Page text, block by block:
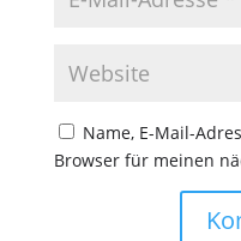
Name, E-Mail-
Browser für meinen